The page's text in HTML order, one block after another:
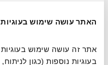
האתר עושה שימוש בעוגיות